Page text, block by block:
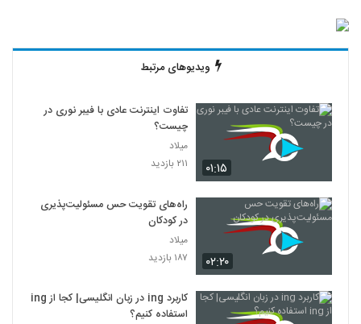
ویدیوهای مرتبط
۰۱:۱۵
تفاوت اینترنت عادی با فیبر نوری در
چیست؟
میلاد
۲۱۱ بازدید
۰۲:۲۰
راه‌های تقویت حس مسئولیت‌پذیری
در کودکان
میلاد
۱۸۷ بازدید
کاربرد ing در زبان انگلیسی| کجا از ing
استفاده کنیم؟